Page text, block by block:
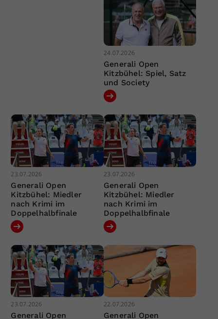
24.07.2026
Generali Open
Kitzbühel: Spiel, Satz
und Society
23.07.2026
Generali Open
Kitzbühel: Miedler
nach Krimi im
Doppelhalbfinale
23.07.2026
Generali Open
Kitzbühel: Miedler
nach Krimi im
Doppelhalbfinale
23.07.2026
Generali Open
22.07.2026
Generali Open